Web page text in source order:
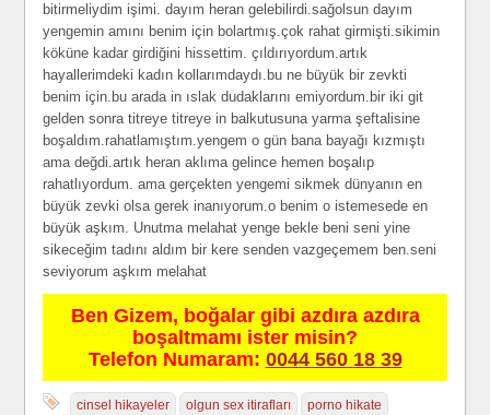
bitirmeliydim işimi. dayım heran gelebilirdi.sağolsun dayım
yengemin amını benim için bolartmış.çok rahat girmişti.sikimin
köküne kadar girdiğini hissettim. çıldırıyordum.artık
hayallerimdeki kadın kollarımdaydı.bu ne büyük bir zevkti
benim için.bu arada in ıslak dudaklarını emiyordum.bir iki git
gelden sonra titreye titreye in balkutusuna yarma şeftalisine
boşaldım.rahatlamıştım.yengem o gün bana bayağı kızmıştı
ama değdi.artık heran aklıma gelince hemen boşalıp
rahatlıyordum. ama gerçekten yengemi sikmek dünyanın en
büyük zevki olsa gerek inanıyorum.o benim o istemesede en
büyük aşkım. Unutma melahat yenge bekle beni seni yine
sikeceğim tadını aldım bir kere senden vazgeçemem ben.seni
seviyorum aşkım melahat
Ben Gizem, boğalar gibi azdıra azdıra
boşaltmamı ister misin?
Telefon Numaram: 0044 560 18 39
cinsel hikayeler olgun sex itirafları porno hikate